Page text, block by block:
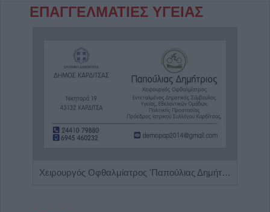
ΕΠΑΓΓΕΛΜΑΤΙΕΣ ΥΓΕΙΑΣ
Χειρουργός Οφθαλμίατρος 'Παπούλιας Δημήτριος'